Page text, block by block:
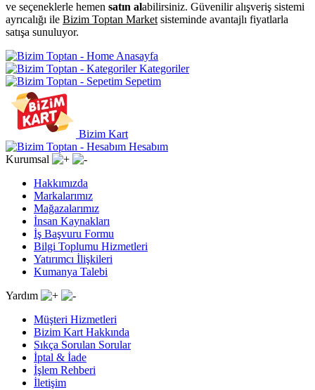
ve seçeneklerle hemen satın alabilirsiniz. Güvenilir alışveriş sistemi
ayrıcalığı ile Bizim Toptan Marketsisteminde avantajlı fiyatlarla
satışa sunuluyor.
Anasayfa
Kategoriler
Sepetim
Bizim Kart
Hesabım
Kurumsal
Hakkımızda
Markalarımız
Mağazalarımız
İnsan Kaynakları
İş Başvuru Formu
Bilgi Toplumu Hizmetleri
Yatırımcı İlişkileri
Kumanya Talebi
Yardım
Müşteri Hizmetleri
Bizim Kart Hakkında
Sıkça Sorulan Sorular
İptal & İade
İşlem Rehberi
İletişim